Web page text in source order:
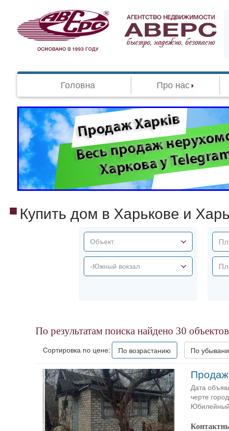
Головна Про нас
Купить дом в Харькове и
Объект:
-Южный вокзал
По результатам поиска найдено 30 объектов
Сортировка по цене: По возрастанию По
Дата
черте